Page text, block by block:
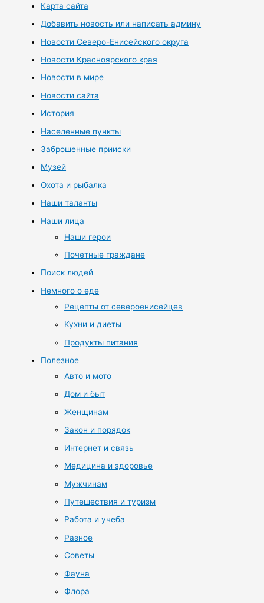
Карта сайта
Добавить новость или написать админу
Новости Северо-Енисейского округа
Новости Красноярского края
Новости в мире
Новости сайта
История
Населенные пункты
Заброшенные прииски
Музей
Охота и рыбалка
Наши таланты
Наши лица
Наши герои
Почетные граждане
Поиск людей
Немного о еде
Рецепты от североенисейцев
Кухни и диеты
Продукты питания
Полезное
Авто и мото
Дом и быт
Женщинам
Закон и порядок
Интернет и связь
Медицина и здоровье
Мужчинам
Путешествия и туризм
Работа и учеба
Разное
Советы
Фауна
Флора